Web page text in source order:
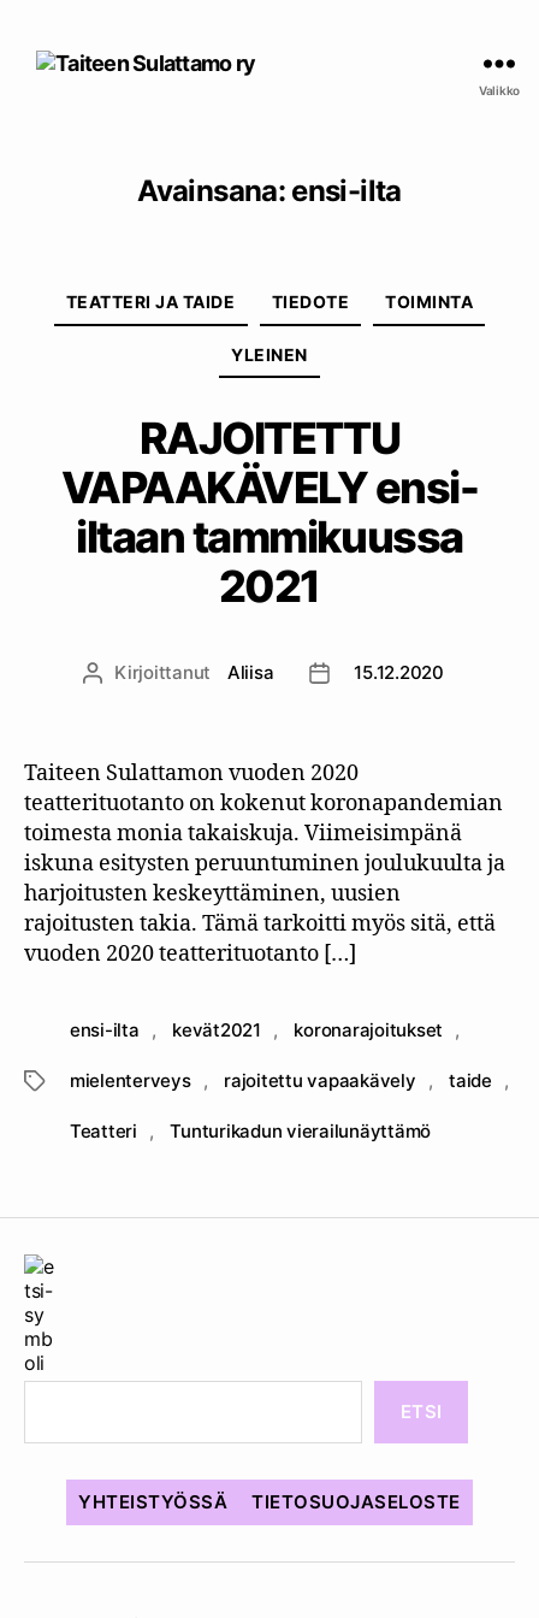
Valikko
Avainsana: ensi-ilta
TEATTERI JA TAIDE TIEDOTE TOIMINTA
YLEINEN
RAJOITETTU
VAPAAKÄVELY ensi-
iltaan tammikuussa
2021
Kirjoittaja
Kirjoittanut Aliisa Julkaisupäivämäärä
15.12.2020
Taiteen Sulattamon vuoden 2020
teatterituotanto on kokenut koronapandemian
toimesta monia takaiskuja. Viimeisimpänä
iskuna esitysten peruuntuminen joulukuulta ja
harjoitusten keskeyttäminen, uusien
rajoitusten takia. Tämä tarkoitti myös sitä, että
vuoden 2020 teatterituotanto […]
Avainsanat
ensi-ilta , kevät2021 , koronarajoitukset ,
mielenterveys , rajoitettu vapaakävely , taide ,
Teatteri , Tunturikadun vierailunäyttämö
ETSI
YHTEISTYÖSSÄ TIETOSUOJASELOSTE